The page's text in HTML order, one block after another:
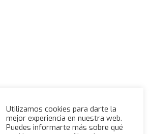
Utilizamos cookies para darte la
mejor experiencia en nuestra web.
Puedes informarte más sobre qué